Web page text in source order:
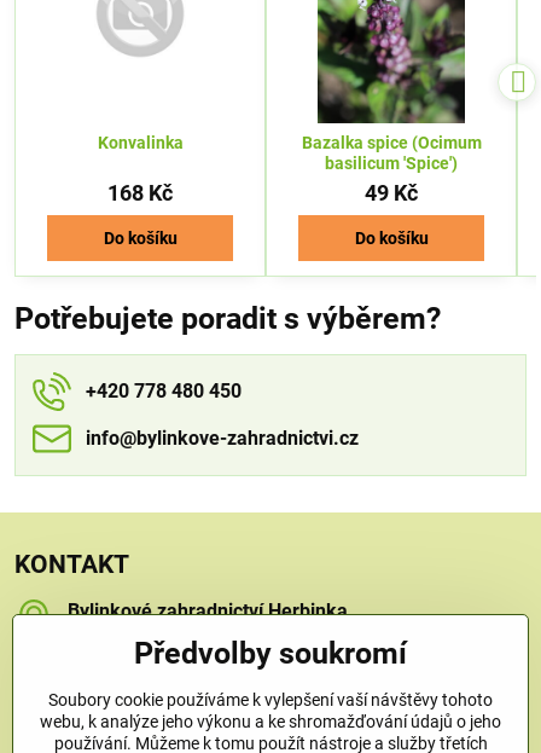
Konvalinka
168 Kč
Do košíku
Bazalka spice (Ocimum
basilicum 'Spice')
49 Kč
Do košíku
Potřebujete poradit s výběrem?
+420 778 480 450
info​​@bylinkove-zahradnictvi​​.cz
KONTAKT
Bylinkové zahradnictví Herbinka
Petra Závorcová
Na Křečku 346
+420 778 480 450
Předvolby soukromí
Soubory cookie používáme k vylepšení vaší návštěvy tohoto
webu, k analýze jeho výkonu a ke shromažďování údajů o jeho
používání. Můžeme k tomu použít nástroje a služby třetích